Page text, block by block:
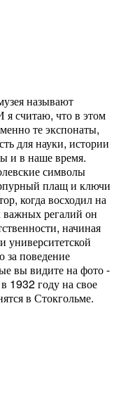
называют
считаю, что в этом
те экспонаты,
для науки, истории
и в наше время.
символы
плащ и ключи
когда восходил на
важных регалий он
начиная
университетской
за поведение
вы видите на фото -
1932 году на свое
в Стокгольме.